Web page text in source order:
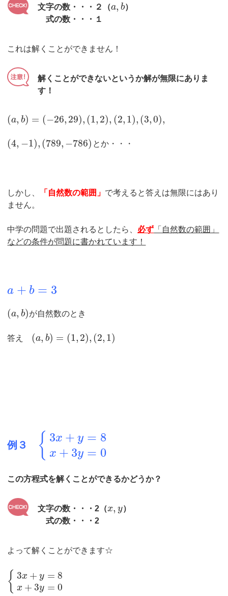
文字の数・・・２（a, b）
式の数・・・１
これは解くことができません！
解くことができないというか解が無限にありま
す！
(a, b) = (−26, 29), (1, 2), (2, 1), (3,0),
(4, −1), (789, −786) とか・・・
しかし、 「自然数の範囲」 で考えると答えは無限にはあり
ません。
中学の問題で出題されるとしたら、 必ず 「自然数の範囲」
などの条件が問題に書かれています！
a + b = 3
(a, b)が自然数のとき
答え (a, b) = (1, 2), (2, 1)
例３ { 3x + y = 8
x + 3y = 0
この方程式を解くことができるかどうか？
文字の数・・・2（x, y）
式の数・・・2
よって解くことができます☆
{ 3x + y = 8
x + 3y = 0